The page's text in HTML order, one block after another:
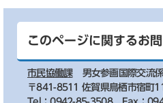
このページに関するお
市民協働課
男女参画国際交流
〒841-8511 佐賀県鳥栖市宿町